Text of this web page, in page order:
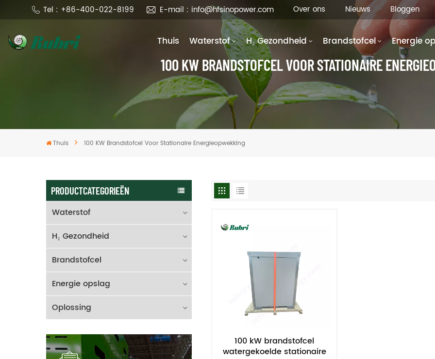
Tel : +86-400-022-8199 E-mail : info@hfsinopower.com Over ons Nieuws Bloggen
Thuis Waterstof H₂ Gezondheid Brandstofcel Energie
100 KW BRANDSTOFCEL VOOR STATIONAIRE
Thuis 100 KW Brandstofcel Voor Stationaire Energieopwekking
PRODUCTCATEGORIEËN
Waterstof
H₂ Gezondheid
Brandstofcel
Energie opslag
Oplossing
100 kW brandstofcel
watergekoelde stationaire